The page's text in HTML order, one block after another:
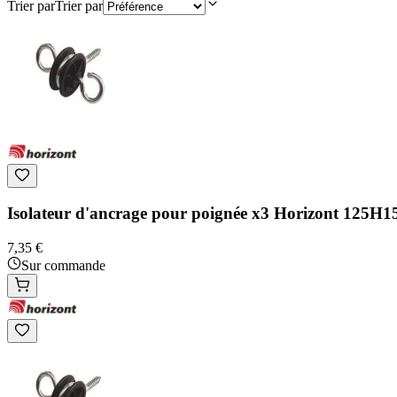
Trier parTrier par
Isolateur d'ancrage pour poignée x3 Horizont
7,35 €
Sur commande